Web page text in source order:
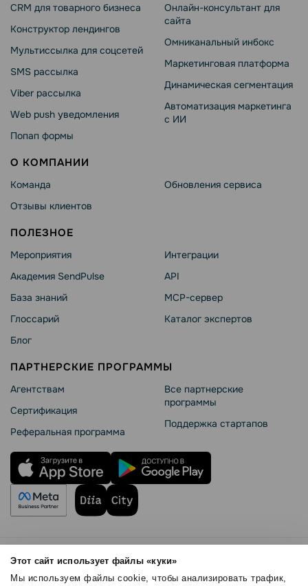
Этот сайт использует файлы «куки»
Мы используем файлы cookie, чтобы анализировать трафик,
CRM для товарного бизнеса
Конструктор лендингов
Мультиссылка для соцсетей
SMS рассылка
Viber рассылка
Web push уведомления
Попап формы
Онлайн-консультант для
сайта
Омниканальный инбокс
Маркетинговая платформа
Динамическая сегментация
Автоматизация маркетинга
с ИИ
О КОМПАНИИ
Команда
Отзывы клиентов
Обновления сервиса
ПОЛЕЗНОЕ
Мероприятия
Академия SendPulse
База знаний
Глоссарий
Блог
Интеграции
API
MCP-сервер
Каталог экспертов
ПАРТНЕРСКИЕ ПРОГРАММЫ
Агентствам
Сертификация
Реферальная программа
Все партнерские
программы
Поддержка стартапов
Правила использования
Безопасность SendPulse